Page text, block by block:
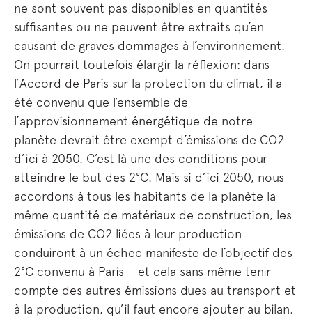
ne sont souvent pas disponibles en quantités
suffisantes ou ne peuvent être extraits qu’en
causant de graves dommages à l’environnement.
On pourrait toutefois élargir la réflexion: dans
l’Accord de Paris sur la protection du climat, il a
été convenu que l’ensemble de
l’approvisionnement énergétique de notre
planète devrait être exempt d’émissions de CO2
d’ici à 2050. C’est là une des conditions pour
atteindre le but des 2°C. Mais si d’ici 2050, nous
accordons à tous les habitants de la planète la
même quantité de matériaux de construction, les
émissions de CO2 liées à leur production
conduiront à un échec manifeste de l’objectif des
2°C convenu à Paris – et cela sans même tenir
compte des autres émissions dues au transport et
à la production, qu’il faut encore ajouter au bilan.